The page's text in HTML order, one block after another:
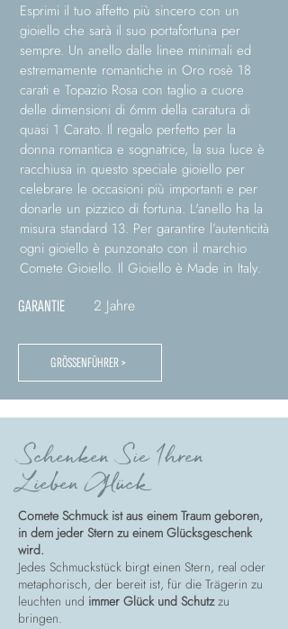
Esprimi il tuo affetto più sincero con un
gioiello che sarà il suo portafortuna per
sempre. Un anello dalle linee minimali ed
estremamente romantiche in Oro rosè 18
carati e Topazio Rosa con taglio a cuore
delle dimensioni di 6mm della caratura di
quasi 1 Carato. Il regalo perfetto per la
donna romantica e sognatrice, la sua luce è
racchiusa in questo speciale gioiello per
celebrare le occasioni più importanti e per
donarle un pizzico di fortuna. L'anello ha la
misura standard 13. Per garantire l’autenticità
ogni gioiello è punzonato con il marchio
Comete Gioiello. Il Gioiello è Made in Italy.
GARANTIE 2 Jahre
GRÖSSENFÜHRER >
Schenken Sie Ihren
Lieben Glück
Comete Schmuck ist aus einem Traum geboren,
in dem jeder Stern zu einem Glücksgeschenk
wird.
Jedes Schmuckstück birgt einen Stern, real oder
metaphorisch, der bereit ist, für die Trägerin zu
leuchten und immer Glück und Schutzzu
bringen.